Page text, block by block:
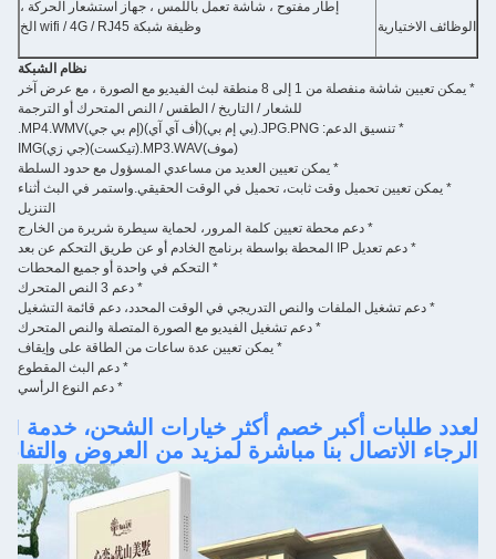
الوظائف الاختيارية
إطار مفتوح ، شاشة تعمل باللمس ، جهاز استشعار الحركة ،
وظيفة شبكة wifi / 4G / RJ45 الخ
نظام الشبكة
* يمكن تعيين شاشة منفصلة من 1 إلى 8 منطقة لبث الفيديو مع الصورة ، مع عرض آخر
للشعار / التاريخ / الطقس / النص المتحرك أو الترجمة
* تنسيق الدعم: JPG. PNG. (بي إم بي)(أف آي آي)(إم بي جي)MP4.WMV.
(موف)MP3.WAV. (تيكست)(جي زي)IMG
* يمكن تعيين العديد من مساعدي المسؤول مع حدود السلطة
* يمكن تعيين تحميل وقت ثابت، تحميل في الوقت الحقيقي.واستمر في البث أثناء
التنزيل
* دعم محطة تعيين كلمة المرور، لحماية سيطرة شريرة من الخارج
* دعم تعديل IP المحطة بواسطة برنامج الخادم أو عن طريق التحكم عن بعد
* التحكم في واحدة أو جميع المحطات
* دعم 3 النص المتحرك
* دعم تشغيل الملفات والنص التدريجي في الوقت المحدد، دعم قائمة التشغيل
* دعم تشغيل الفيديو مع الصورة المتصلة والنص المتحرك
* يمكن تعيين عدة ساعات من الطاقة على وإيقاف
* دعم البث المقطوع
* دعم النوع الرأسي
لعدد طلبات أكبر خصم أكثر خيارات الشحن، خدمة OEM / ODM،
الرجاء الاتصال بنا مباشرة لمزيد من العروض